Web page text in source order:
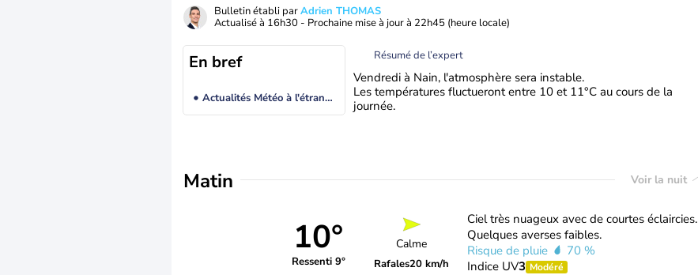
Bulletin établi parAdrien THOMAS
Actualisé à 16h30 - Prochaine mise à jour à 22h45 (heure locale)
En bref
Actualités Météo à l'étranger
Résumé de l’expert
Vendredi à Nain, l'atmosphère sera instable.
Les températures fluctueront entre 10 et 11°C au cours de la
journée.
Matin Voir la nuit
10°
Ressenti 9°
Calme
Rafales20 km/h
Ciel très nuageux avec de courtes éclaircies.
Quelques averses faibles.
Risque de pluie
70 %
Indice UV3 Modéré